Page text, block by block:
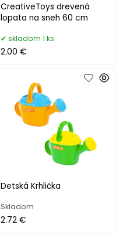
CreativeToys drevená
lopata na sneh 60 cm
skladom 1 ks
2.00 €
Detská Krhlička
Skladom
2.72 €